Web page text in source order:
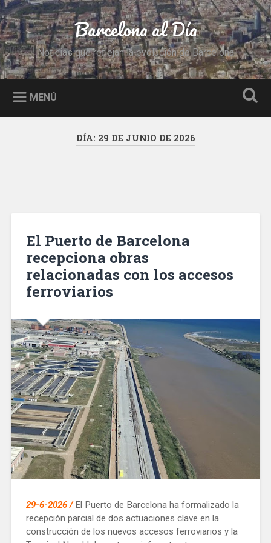
Saltar
al
contenido
Buscar Barcelona al Día
Noticias que reflejan la evolución de Barcelona
MENÚ
DÍA: 29 DE JUNIO DE 2026
El Puerto de Barcelona
recepciona obras
relacionadas con los accesos
ferroviarios
29-6-2026 /El Puerto de Barcelona ha formalizado la
recepción parcial de dos actuaciones clave en la
construcción de los nuevos accesos ferroviarios y la